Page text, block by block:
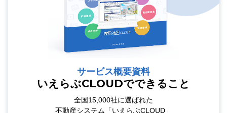
サービス概要資料
いえらぶCLOUDでできること
全国15,000社に選ばれた
不動産システム「いえらぶCLOUD」